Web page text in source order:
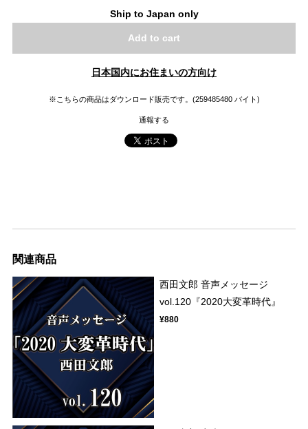
Ship to Japan only
Add to cart
日本国内にお住まいの方向け
※こちらの商品はダウンロード販売です。(259485480 バイト)
通報する
関連商品
西田文郎 音声メッセージ
vol.120『2020大変革時代』
¥880